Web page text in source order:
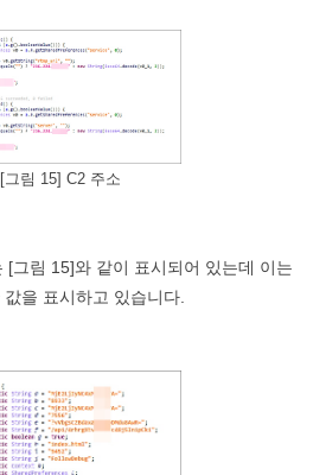
[그림 15] C2 주소
[그림 15]와 같이 표시되어 있는데 이는
을 표시하고 있습니다